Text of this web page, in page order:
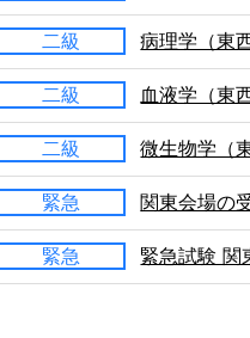
二級 病理学（東
二級 血液学（東
二級 微生物学（
緊急 関東会場の
緊急 緊急試験